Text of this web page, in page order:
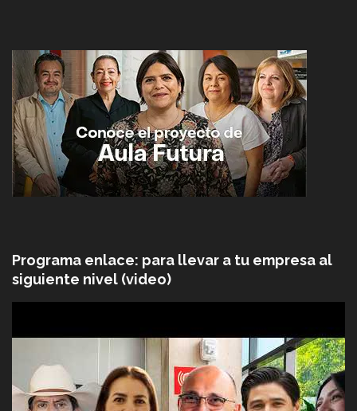
Programa enlace: para llevar a tu empresa al
siguiente nivel (video)